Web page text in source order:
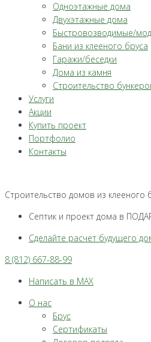
Одноэтажные дома
Двухэтажные дома
Быстровозводимые/
Бани из клееного бруса
Гаражи/беседки
Дома из камня
Строительство
Услуги
Акции
Купить проект
Портфолио
Контакты
Строительство домов из клееного
Септик и проект дома в
Сделайте расчет будущего
8 (812) 667-88-99
Написать в MAX
О нас
Брус
Сертификаты